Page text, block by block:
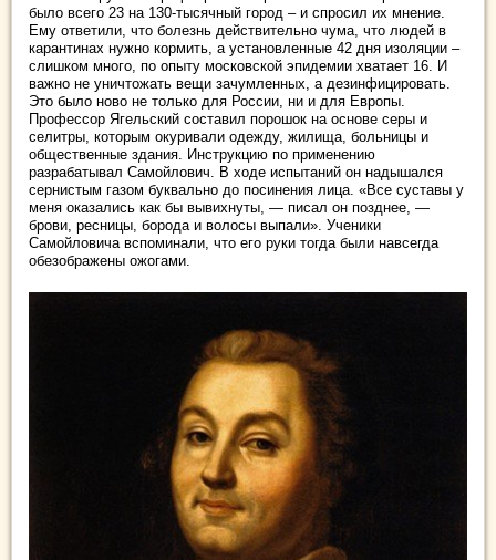
было всего 23 на 130-тысячный город – и спросил их мнение.
Ему ответили, что болезнь действительно чума, что людей в
карантинах нужно кормить, а установленные 42 дня изоляции –
слишком много, по опыту московской эпидемии хватает 16. И
важно не уничтожать вещи зачумленных, а дезинфицировать.
Это было ново не только для России, ни и для Европы.
Профессор Ягельский составил порошок на основе серы и
селитры, которым окуривали одежду, жилища, больницы и
общественные здания. Инструкцию по применению
разрабатывал Самойлович. В ходе испытаний он надышался
сернистым газом буквально до посинения лица. «Все суставы у
меня оказались как бы вывихнуты, — писал он позднее, —
брови, ресницы, борода и волосы выпали». Ученики
Самойловича вспоминали, что его руки тогда были навсегда
обезображены ожогами.